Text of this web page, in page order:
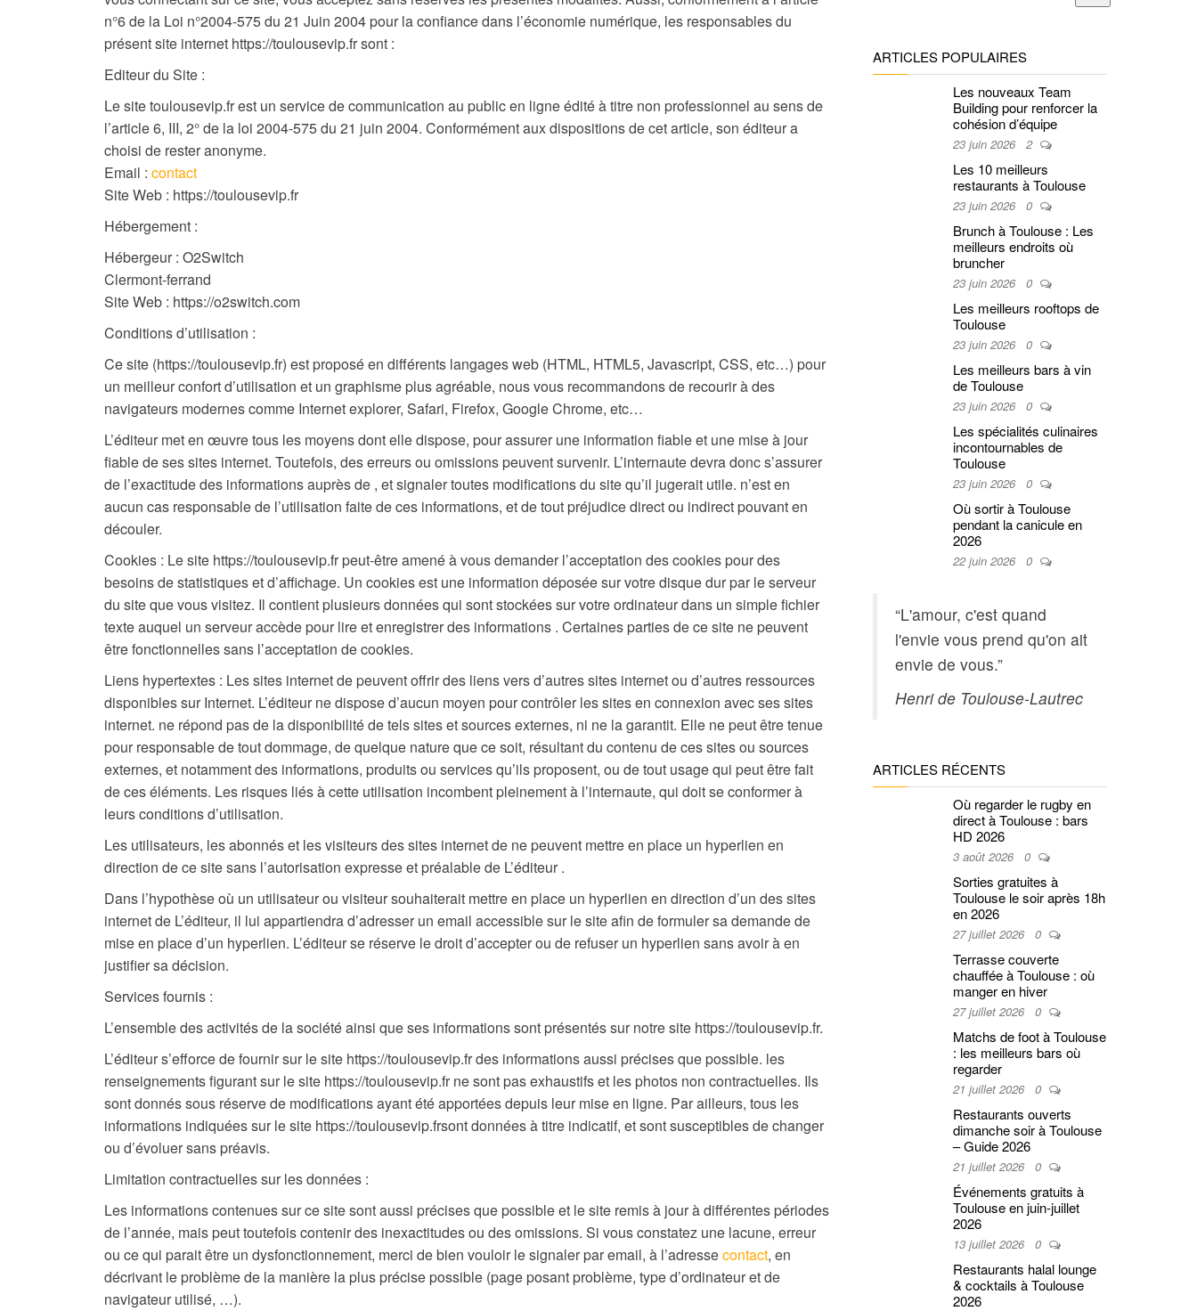
n°6 de la Loi n°2004-575 du 21 Juin 2004 pour la confiance dans l’économie numérique, les responsables du
présent site internet https://toulousevip.fr sont :
Editeur du Site :
Le site toulousevip.fr est un service de communication au public en ligne édité à titre non professionnel au sens de
l’article 6, III, 2° de la loi 2004-575 du 21 juin 2004. Conformément aux dispositions de cet article, son éditeur a
choisi de rester anonyme.
Email : contact
Site Web : https://toulousevip.fr
Hébergement :
Hébergeur : O2Switch
Clermont-ferrand
Site Web : https://o2switch.com
Conditions d’utilisation :
Ce site (https://toulousevip.fr) est proposé en différents langages web (HTML, HTML5, Javascript, CSS, etc…) pour
un meilleur confort d’utilisation et un graphisme plus agréable, nous vous recommandons de recourir à des
navigateurs modernes comme Internet explorer, Safari, Firefox, Google Chrome, etc…
L’éditeur met en œuvre tous les moyens dont elle dispose, pour assurer une information fiable et une mise à jour
fiable de ses sites internet. Toutefois, des erreurs ou omissions peuvent survenir. L’internaute devra donc s’assurer
de l’exactitude des informations auprès de , et signaler toutes modifications du site qu’il jugerait utile. n’est en
aucun cas responsable de l’utilisation faite de ces informations, et de tout préjudice direct ou indirect pouvant en
découler.
Cookies : Le site https://toulousevip.fr peut-être amené à vous demander l’acceptation des cookies pour des
besoins de statistiques et d’affichage. Un cookies est une information déposée sur votre disque dur par le serveur
du site que vous visitez. Il contient plusieurs données qui sont stockées sur votre ordinateur dans un simple fichier
texte auquel un serveur accède pour lire et enregistrer des informations . Certaines parties de ce site ne peuvent
être fonctionnelles sans l’acceptation de cookies.
Liens hypertextes : Les sites internet de peuvent offrir des liens vers d’autres sites internet ou d’autres ressources
disponibles sur Internet. L’éditeur ne dispose d’aucun moyen pour contrôler les sites en connexion avec ses sites
internet. ne répond pas de la disponibilité de tels sites et sources externes, ni ne la garantit. Elle ne peut être tenue
pour responsable de tout dommage, de quelque nature que ce soit, résultant du contenu de ces sites ou sources
externes, et notamment des informations, produits ou services qu’ils proposent, ou de tout usage qui peut être fait
de ces éléments. Les risques liés à cette utilisation incombent pleinement à l’internaute, qui doit se conformer à
leurs conditions d’utilisation.
Les utilisateurs, les abonnés et les visiteurs des sites internet de ne peuvent mettre en place un hyperlien en
direction de ce site sans l’autorisation expresse et préalable de L’éditeur .
Dans l’hypothèse où un utilisateur ou visiteur souhaiterait mettre en place un hyperlien en direction d’un des sites
internet de L’éditeur, il lui appartiendra d’adresser un email accessible sur le site afin de formuler sa demande de
mise en place d’un hyperlien. L’éditeur se réserve le droit d’accepter ou de refuser un hyperlien sans avoir à en
justifier sa décision.
Services fournis :
L’ensemble des activités de la société ainsi que ses informations sont présentés sur notre site https://toulousevip.fr.
L’éditeur s’efforce de fournir sur le site https://toulousevip.fr des informations aussi précises que possible. les
renseignements figurant sur le site https://toulousevip.fr ne sont pas exhaustifs et les photos non contractuelles. Ils
sont donnés sous réserve de modifications ayant été apportées depuis leur mise en ligne. Par ailleurs, tous les
informations indiquées sur le site https://toulousevip.frsont données à titre indicatif, et sont susceptibles de changer
ou d’évoluer sans préavis.
Limitation contractuelles sur les données :
Les informations contenues sur ce site sont aussi précises que possible et le site remis à jour à différentes périodes
de l’année, mais peut toutefois contenir des inexactitudes ou des omissions. Si vous constatez une lacune, erreur
ou ce qui parait être un dysfonctionnement, merci de bien vouloir le signaler par email, à l’adressecontact, en
décrivant le problème de la manière la plus précise possible (page posant problème, type d’ordinateur et de
navigateur utilisé, …).
ARTICLES POPULAIRES
Les nouveaux Team
Building pour renforcer la
cohésion d’équipe
23 juin 2026 2
Les 10 meilleurs
restaurants à Toulouse
23 juin 2026 0
Brunch à Toulouse : Les
meilleurs endroits où
bruncher
23 juin 2026 0
Les meilleurs rooftops de
Toulouse
23 juin 2026 0
Les meilleurs bars à vin
de Toulouse
23 juin 2026 0
Les spécialités culinaires
incontournables de
Toulouse
23 juin 2026 0
Où sortir à Toulouse
pendant la canicule en
2026
22 juin 2026 0
“L'amour, c'est quand
l'envie vous prend qu'on ait
envie de vous.”
Henri de Toulouse-Lautrec
ARTICLES RÉCENTS
Où regarder le rugby en
direct à Toulouse : bars
HD 2026
3 août 2026 0
Sorties gratuites à
Toulouse le soir après 18h
en 2026
27 juillet 2026 0
Terrasse couverte
chauffée à Toulouse : où
manger en hiver
27 juillet 2026 0
Matchs de foot à Toulouse
: les meilleurs bars où
regarder
21 juillet 2026 0
Restaurants ouverts
dimanche soir à Toulouse
– Guide 2026
21 juillet 2026 0
Événements gratuits à
Toulouse en juin-juillet
2026
13 juillet 2026 0
Restaurants halal lounge
& cocktails à Toulouse
2026